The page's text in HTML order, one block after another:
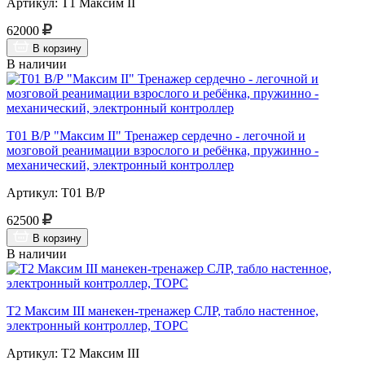
62000
В корзину
В наличии
Т01 В/Р "Максим II" Тренажер сердечно - легочной и
мозговой реанимации взрослого и ребёнка, пружинно -
механический, электронный контроллер
Артикул: Т01 В/Р
62500
В корзину
В наличии
Т2 Максим III манекен-тренажер СЛР, табло настенное,
электронный контроллер, ТОРС
Артикул: Т2 Максим III